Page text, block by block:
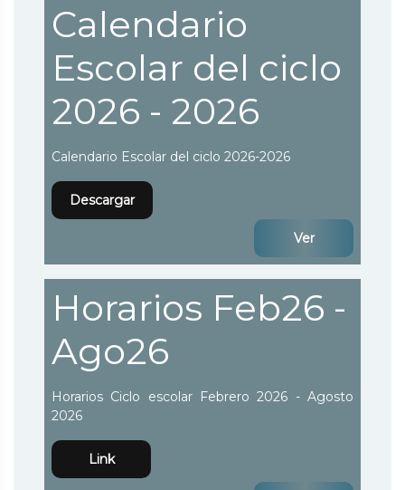
Calendario
Escolar del ciclo
2026 - 2026
Calendario Escolar del ciclo 2026-2026
Descargar
Ver
Horarios Feb26 -
Ago26
Horarios Ciclo escolar Febrero 2026 - Agosto
2026
Link